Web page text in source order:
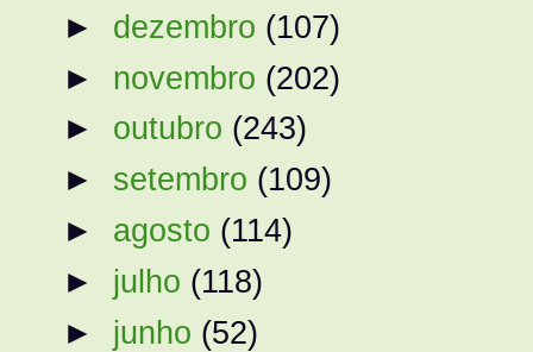
► dezembro (107)
► novembro (202)
► outubro (243)
► setembro (109)
► agosto (114)
► julho (118)
► junho (52)